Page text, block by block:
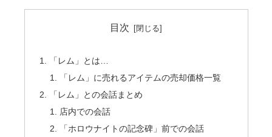
目次
「レム」とは…
「レム」に売れるアイテムの売却価格一覧
「レム」との会話まとめ
店内での会話
「ホロウナイトの記念碑」前での会話